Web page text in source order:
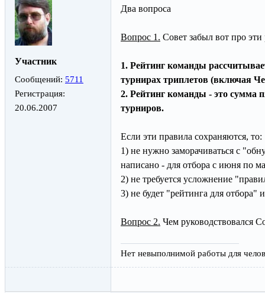
Участник
Сообщений: 5711
Регистрация:
20.06.2007
Два вопроса
Вопрос 1. Совет забыл вот про
1. Рейтинг команды
турнирах триплетов (включая
2. Рейтинг команды - это сумма
турниров.
Если эти правила сохраняются, то:
1) не нужно заморачиваться с
написано - для отбора с июня по
2) не требуется усложнение
3) не будет "рейтинга для отбора"
Вопрос 2. Чем руководствовался
Нет невыполнимой работы для